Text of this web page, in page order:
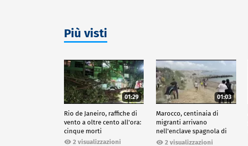
Più visti
01:29
Rio de Janeiro, raffiche di
vento a oltre cento all'ora:
cinque morti
2 visualizzazioni
01:03
Marocco, centinaia di
migranti arrivano
nell'enclave spagnola di
Ceuta2 visualizzazioni